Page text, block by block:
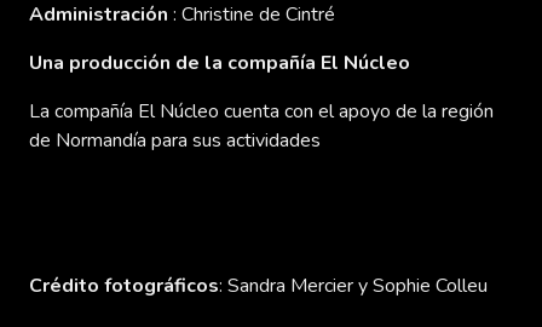
Administración : Christine de Cintré
Una producción de la compañía El Núcleo
La compañía El Núcleo cuenta con el apoyo de la región
de Normandía para sus actividades
Crédito fotográficos: Sandra Mercier y Sophie Colleu